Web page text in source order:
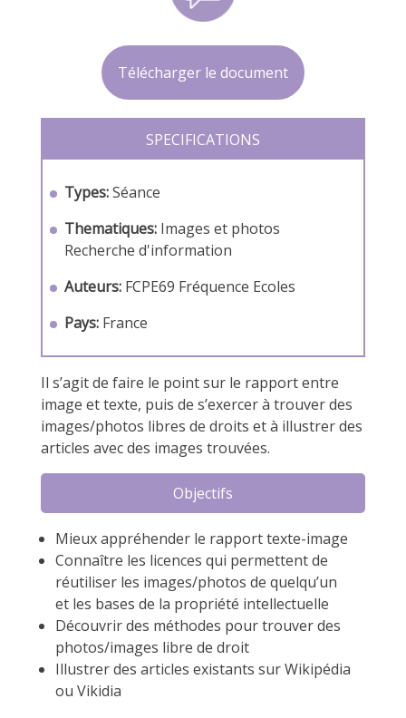
Télécharger le document
SPECIFICATIONS
Types:Séance
Thematiques: Images et photos
Recherche d'information
Auteurs: FCPE69 Fréquence Ecoles
Pays: France
Il s’agit de faire le point sur le rapport entre
image et texte, puis de s’exercer à trouver des
images/photos libres de droits et à illustrer des
articles avec des images trouvées.
Objectifs
Mieux appréhender le rapport texte-image
Connaître les licences qui permettent de
réutiliser les images/photos de quelqu’un
et les bases de la propriété intellectuelle
Découvrir des méthodes pour trouver des
photos/images libre de droit
Illustrer des articles existants sur Wikipédia
ou Vikidia